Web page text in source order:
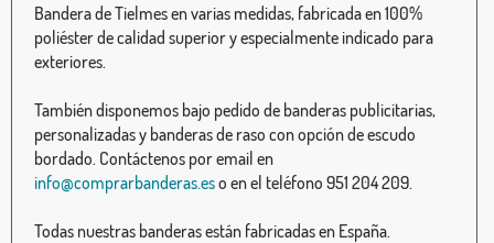
Bandera de Tielmes en varias medidas, fabricada en 100%
poliéster de calidad superior y especialmente indicado para
exteriores.
También disponemos bajo pedido de banderas publicitarias,
personalizadas y banderas de raso con opción de escudo
bordado. Contáctenos por email en
info@comprarbanderas.eso en el teléfono 951 204 209.
Todas nuestras banderas están fabricadas en España.